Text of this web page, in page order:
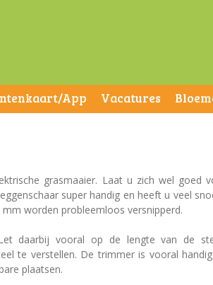
App Vacatures
grasmaaier. Laat u zich wel goed
super handig en heeft u veel
worden probleemloos versnipperd.
daarbij vooral op de lengte van de
te verstellen. De trimmer is vooral
plaatsen.